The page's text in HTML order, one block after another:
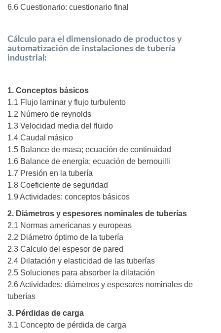
6.6 Cuestionario: cuestionario final
Cálculo para el dimensionado de productos y
automatización de instalaciones de tubería
industrial:
1. Conceptos básicos
1.1 Flujo laminar y flujo turbulento
1.2 Número de reynolds
1.3 Velocidad media del fluido
1.4 Caudal másico
1.5 Balance de masa; ecuación de continuidad
1.6 Balance de energía; ecuación de bernouilli
1.7 Presión en la tubería
1.8 Coeficiente de seguridad
1.9 Actividades: conceptos básicos
2. Diámetros y espesores nominales de tuberías
2.1 Normas americanas y europeas
2.2 Diámetro óptimo de la tubería
2.3 Calculo del espesor de pared
2.4 Dilatación y elasticidad de las tuberías
2.5 Soluciones para absorber la dilatación
2.6 Actividades: diámetros y espesores nominales de
tuberías
3. Pérdidas de carga
3.1 Concepto de pérdida de carga